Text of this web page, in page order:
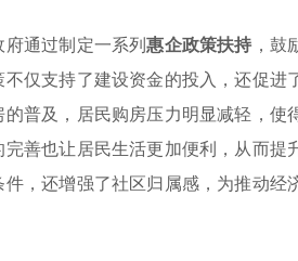
通过制定一系列惠企政策扶持 ，鼓
仅支持了建设资金的投入，还促进
普及，居民购房压力明显减轻，使
善也让居民生活更加便利，从而提
，还增强了社区归属感，为推动经